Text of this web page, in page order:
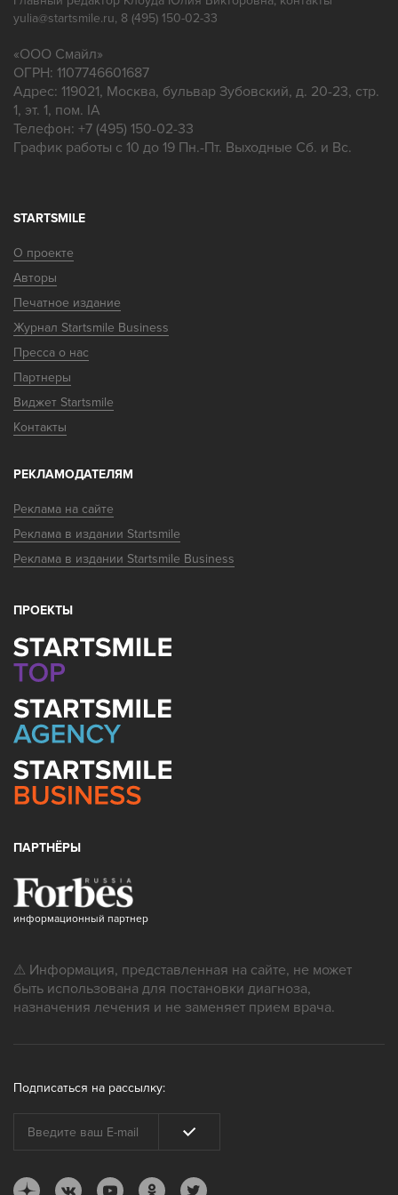
yulia@startsmile.ru, 8 (495) 150-02-33
«ООО Смайл»
ОГРН: 1107746601687
Адрес: 119021, Москва, бульвар Зубовский, д. 20-23, стр.
1, эт. 1, пом. IA
Телефон: +7 (495) 150-02-33
График работы с 10 до 19 Пн.-Пт. Выходные Сб. и Вс.
STARTSMILE
О проекте
Авторы
Печатное издание
Журнал Startsmile Business
Пресса о нас
Партнеры
Виджет Startsmile
Контакты
РЕКЛАМОДАТЕЛЯМ
Реклама на сайте
Реклама в издании Startsmile
Реклама в издании Startsmile Business
ПРОЕКТЫ
ПАРТНЁРЫ
информационный партнер
⚠ Информация, представленная на сайте, не может
быть использована для постановки диагноза,
назначения лечения и не заменяет прием врача.
Подписаться на рассылку: